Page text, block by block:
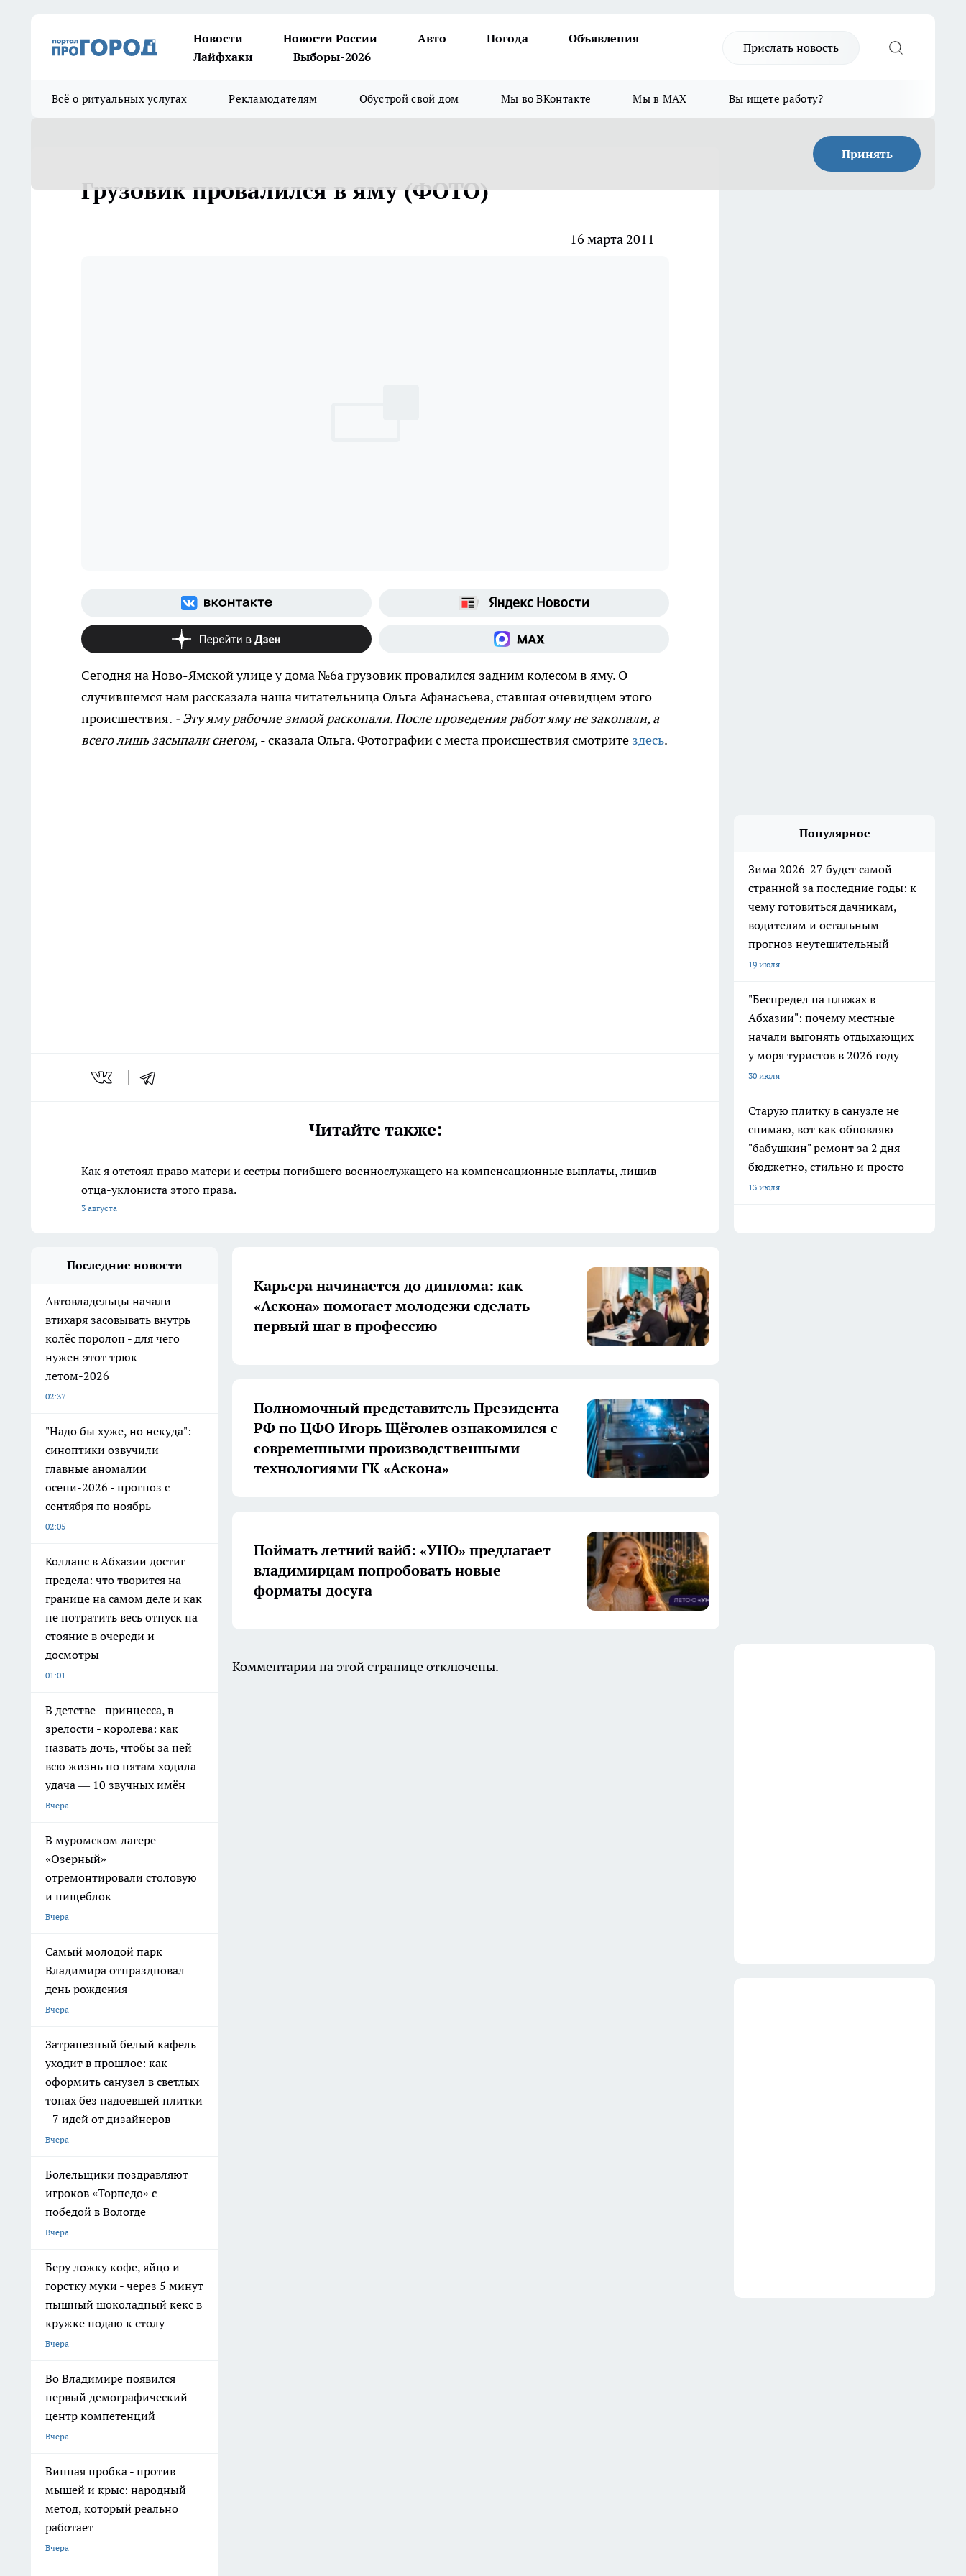
Новости Новости России Авто Погода
Объявления
Лайфхаки
Выборы-2026
Прислать новость
Всё о ритуальных услугах Рекламодателям Обустрой свой дом Мы во ВКонтакте Мы в MAX Вы ищете работу?
Принять
Грузовик провалился в яму (ФОТО)
16 марта 2011
Сегодня на Ново-Ямской улице у дома №6а грузовик провалился задним колесом в яму. О
случившемся нам рассказала наша читательница Ольга Афанасьева, ставшая очевидцем этого
происшествия. - Эту яму рабочие зимой раскопали. После проведения работ яму не закопали, а
всего лишь засыпали снегом, - сказала Ольга. Фотографии с места происшествия смотрите здесь.
Читайте также:
Как я отстоял право матери и сестры погибшего военнослужащего на компенсационные выплаты, лишив
отца-уклониста этого права.
3 августа
Популярное
Зима 2026-27 будет самой
странной за последние годы: к
чему готовиться дачникам,
водителям и остальным -
прогноз неутешительный
19 июля
"Беспредел на пляжах в
Абхазии": почему местные
начали выгонять отдыхающих
у моря туристов в 2026 году
30 июля
Старую плитку в санузле не
снимаю, вот как обновляю
"бабушкин" ремонт за 2 дня -
бюджетно, стильно и просто
13 июля
Последние новости
Автовладельцы начали
втихаря засовывать внутрь
колёс поролон - для чего
нужен этот трюк
летом-2026
02:37
"Надо бы хуже, но некуда":
синоптики озвучили
главные аномалии
осени-2026 - прогноз с
сентября по ноябрь
02:05
Коллапс в Абхазии достиг
предела: что творится на
границе на самом деле и как
не потратить весь отпуск на
стояние в очереди и
досмотры
01:01
В детстве - принцесса, в
зрелости - королева: как
назвать дочь, чтобы за ней
всю жизнь по пятам ходила
удача — 10 звучных имён
Вчера
В муромском лагере
«Озерный»
отремонтировали столовую
и пищеблок
Вчера
Самый молодой парк
Владимира отпраздновал
день рождения
Вчера
Затрапезный белый кафель
уходит в прошлое: как
оформить санузел в светлых
тонах без надоевшей плитки
- 7 идей от дизайнеров
Вчера
Болельщики поздравляют
игроков «Торпедо» с
победой в Вологде
Вчера
Беру ложку кофе, яйцо и
горстку муки - через 5 минут
пышный шоколадный кекс в
кружке подаю к столу
Вчера
Во Владимире появился
первый демографический
центр компетенций
Вчера
Винная пробка - против
мышей и крыс: народный
метод, который реально
работает
Вчера
Карьера начинается до диплома: как
«Аскона» помогает молодежи сделать
первый шаг в профессию
Полномочный представитель Президента
РФ по ЦФО Игорь Щёголев ознакомился с
современными производственными
технологиями ГК «Аскона»
Поймать летний вайб: «УНО» предлагает
владимирцам попробовать новые
форматы досуга
Комментарии на этой странице отключены.